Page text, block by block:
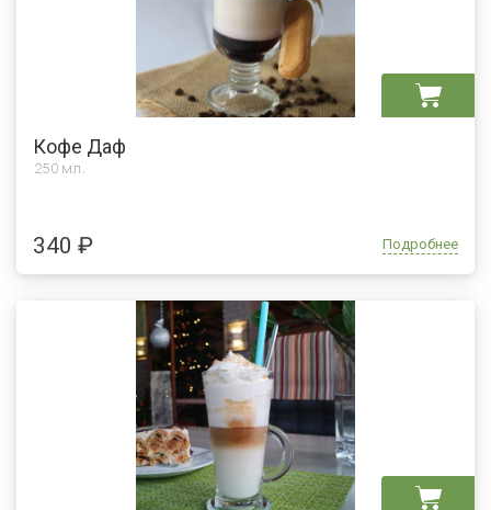
Кофе Даф
250 мл.
340 ₽ Подробнее